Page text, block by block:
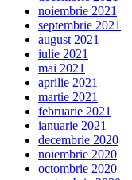
noiembrie 2021
septembrie 2021
august 2021
iulie 2021
mai 2021
aprilie 2021
martie 2021
februarie 2021
ianuarie 2021
decembrie 2020
noiembrie 2020
octombrie 2020